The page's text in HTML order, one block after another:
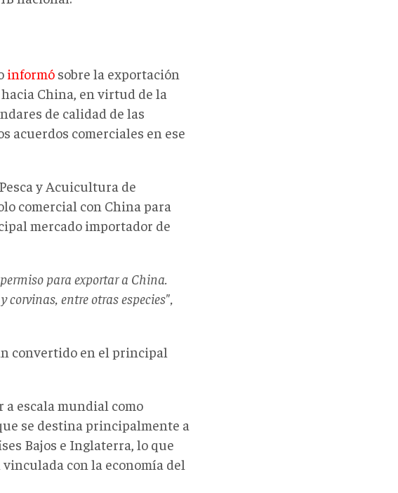
informó sobre la exportación
China, en virtud de la
de calidad de las
acuerdos comerciales en ese
y Acuicultura de
comercial con China para
mercado importador de
para exportar a China.
corvinas, entre otras especies",
convertido en el principal
escala mundial como
se destina principalmente a
Bajos e Inglaterra, lo que
con la economía del